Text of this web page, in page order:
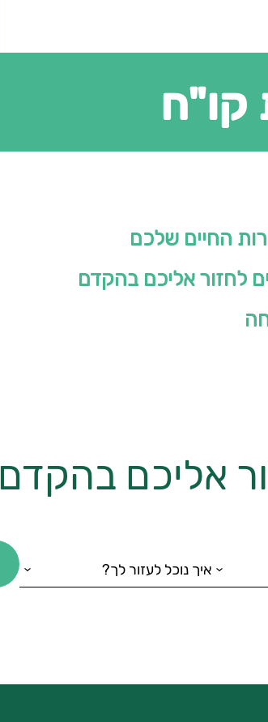
קו"ח
החיים שלכם
לחזור אליכם בהקדם
אליכם בהקדם